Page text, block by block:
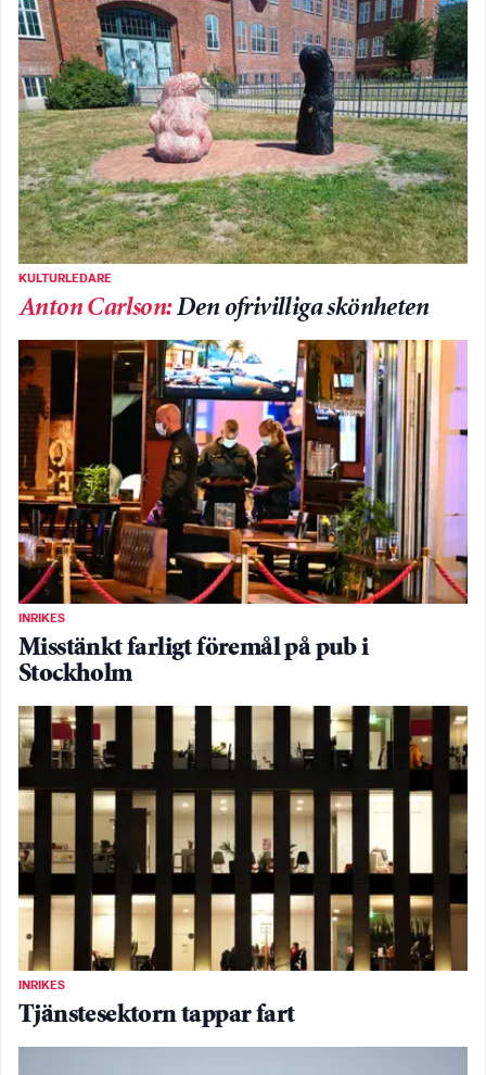
KULTURLEDARE
Anton Carlson:Den ofrivilliga skönheten
INRIKES
Misstänkt farligt föremål på pub i
Stockholm
INRIKES
Tjänstesektorn tappar fart